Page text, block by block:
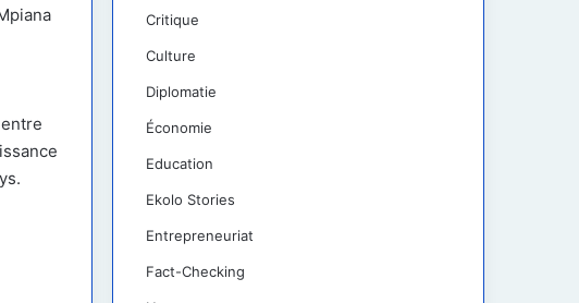
Critique
Culture
Diplomatie
Économie
Education
Ekolo Stories
Entrepreneuriat
Fact-Checking